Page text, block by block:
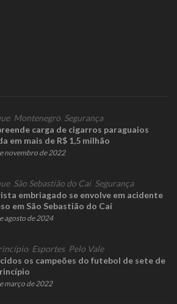
, Montenegro Segurança
carga de cigarros paraguaios
em mais de R$ 1,5 milhão
novembro de 2022
, São Sebastião do Caí, Segurança
embriagado se envolve em acidente
em São Sebastião do Caí
agosto de 2024
Esportes, Pelo Vale
os campeões do futebol de sete de
março de 2022